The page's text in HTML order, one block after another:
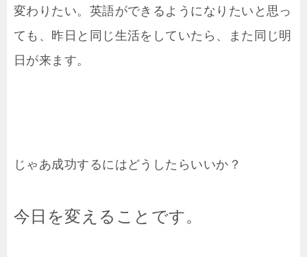
変わりたい。英語ができるようになりたいと思っ
ても、昨日と同じ生活をしていたら、また同じ明
日が来ます。
じゃあ成功するにはどうしたらいいか？
今日を変えることです。